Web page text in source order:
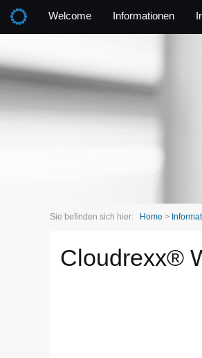
Welcome Informationen
Sie befinden sich hier: Home >
Cloudrexx®